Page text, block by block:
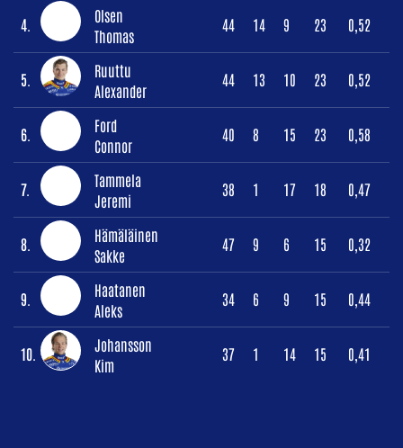
4.
Olsen
Thomas
44 14 9 23 0,52
5.
Ruuttu
Alexander
44 13 10 23 0,52
6.
Ford
Connor
40 8 15 23 0,58
7.
Tammela
Jeremi
38 1 17 18 0,47
8.
Hämäläinen
Sakke
47 9 6 15 0,32
9.
Haatanen
Aleks
34 6 9 15 0,44
10.
Johansson
Kim
37 1 14 15 0,41